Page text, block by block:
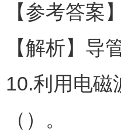
【参考答案
【解析】导
10.利用电磁
（）。